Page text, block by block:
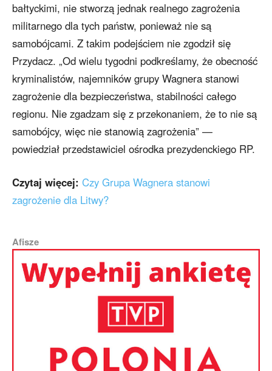
bałtyckimi, nie stworzą jednak realnego zagrożenia
militarnego dla tych państw, ponieważ nie są
samobójcami. Z takim podejściem nie zgodził się
Przydacz. „Od wielu tygodni podkreślamy, że obecność
kryminalistów, najemników grupy Wagnera stanowi
zagrożenie dla bezpieczeństwa, stabilności całego
regionu. Nie zgadzam się z przekonaniem, że to nie są
samobójcy, więc nie stanowią zagrożenia” —
powiedział przedstawiciel ośrodka prezydenckiego RP.
Czytaj więcej: Czy Grupa Wagnera stanowi
zagrożenie dla Litwy?
Afisze